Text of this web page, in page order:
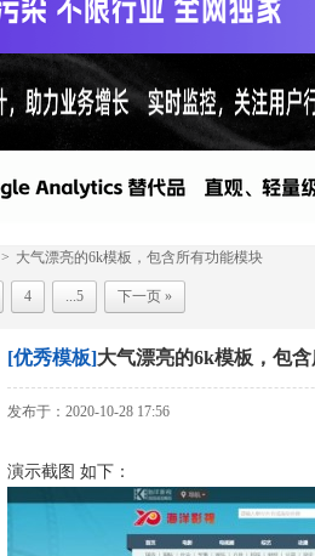
> 大气漂亮的6k模板，包含所有功能模块
4 ...5 下一页 »
[优秀模板]大气漂亮的6k模板，包
发布于：2020-10-28 17:56
演示截图 如下：